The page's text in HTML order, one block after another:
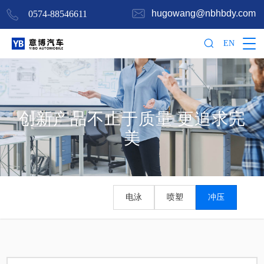
0574-88546611 hugowang@nbhbdy.com
EN
创新产品不止于质量 更追求完
美
电泳 喷塑 冲压